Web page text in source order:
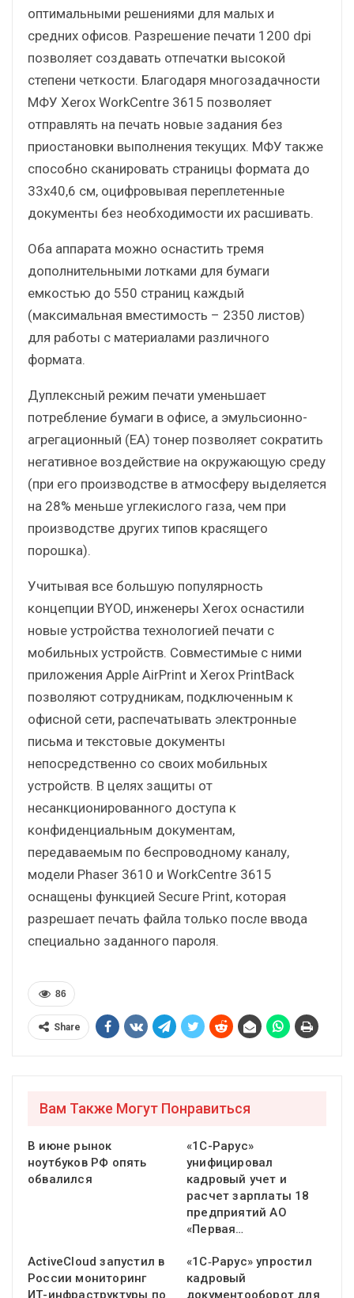
оптимальными решениями для малых и
средних офисов. Разрешение печати 1200 dpi
позволяет создавать отпечатки высокой
степени четкости. Благодаря многозадачности
МФУ Xerox WorkCentre 3615 позволяет
отправлять на печать новые задания без
приостановки выполнения текущих. МФУ также
способно сканировать страницы формата до
33х40,6 см, оцифровывая переплетенные
документы без необходимости их расшивать.
Оба аппарата можно оснастить тремя
дополнительными лотками для бумаги
емкостью до 550 страниц каждый
(максимальная вместимость – 2350 листов)
для работы с материалами различного
формата.
Дуплексный режим печати уменьшает
потребление бумаги в офисе, а эмульсионно-
агрегационный (EA) тонер позволяет сократить
негативное воздействие на окружающую среду
(при его производстве в атмосферу выделяется
на 28% меньше углекислого газа, чем при
производстве других типов красящего
порошка).
Учитывая все большую популярность
концепции BYOD, инженеры Xerox оснастили
новые устройства технологией печати с
мобильных устройств. Совместимые с ними
приложения Apple AirPrint и Xerox PrintBack
позволяют сотрудникам, подключенным к
офисной сети, распечатывать электронные
письма и текстовые документы
непосредственно со своих мобильных
устройств. В целях защиты от
несанкционированного доступа к
конфиденциальным документам,
передаваемым по беспроводному каналу,
модели Phaser 3610 и WorkCentre 3615
оснащены функцией Secure Print, которая
разрешает печать файла только после ввода
специально заданного пароля.
86
Share
Вам Также Могут Понравиться
В июне рынок
ноутбуков РФ опять
обвалился
«1С-Рарус»
унифицировал
кадровый учет и
расчет зарплаты 18
предприятий АО
«Первая…
ActiveCloud запустил в
России мониторинг
ИТ-инфраструктуры по
«1С‑Рарус» упростил
кадровый
документооборот для